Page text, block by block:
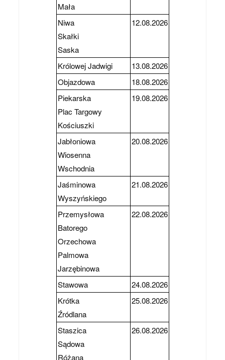
Mała
Niwa
Skałki
Saska
12.08.2026
Królowej Jadwigi
13.08.2026
Objazdowa
18.08.2026
Piekarska
Plac Targowy
Kościuszki
19.08.2026
Jabłoniowa
Wiosenna
Wschodnia
20.08.2026
Jaśminowa
Wyszyńskiego
21.08.2026
Przemysłowa
Batorego
Orzechowa
Palmowa
Jarzębinowa
22.08.2026
Stawowa
24.08.2026
Krótka
Źródlana
25.08.2026
Staszica
Sądowa
Różana
26.08.2026